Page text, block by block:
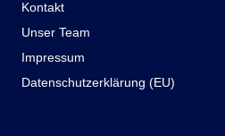
Kontakt
Unser Team
Impressum
Datenschutzerklärung (EU)